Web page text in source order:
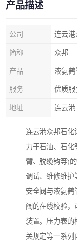
产品描述
公司 连云港
简称 众邦
产品 液氨鹤
服务 优质服
地址 连云港
连云港众邦石化
力于石油、石化
臂、脱缆钩等)
调试、维修维护
安全阀与液氨鹤
阀的在线校验，
装置。压力表的
关规定等一系列